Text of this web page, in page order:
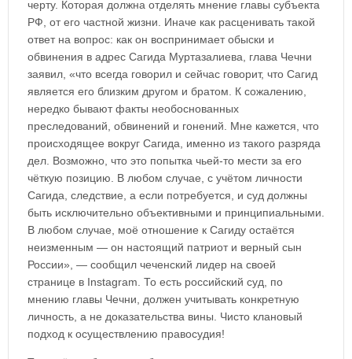
черту. Которая должна отделять мнение главы субъекта
РФ, от его частной жизни. Иначе как расценивать такой
ответ на вопрос: как он воспринимает обыски и
обвинения в адрес Сагида Муртазалиева, глава Чечни
заявил, «что всегда говорил и сейчас говорит, что Сагид
является его близким другом и братом. К сожалению,
нередко бывают факты необоснованных
преследований, обвинений и гонений. Мне кажется, что
происходящее вокруг Сагида, именно из такого разряда
дел. Возможно, что это попытка чьей-то мести за его
чёткую позицию. В любом случае, с учётом личности
Сагида, следствие, а если потребуется, и суд должны
быть исключительно объективными и принципиальными.
В любом случае, моё отношение к Сагиду остаётся
неизменным — он настоящий патриот и верный сын
России», — сообщил чеченский лидер на своей
странице в Instagram. То есть российский суд, по
мнению главы Чечни, должен учитывать конкретную
личность, а не доказательства вины. Чисто клановый
подход к осуществлению правосудия!